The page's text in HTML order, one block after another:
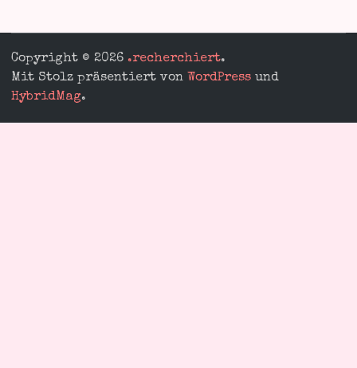
Copyright © 2026 .recherchiert.
Mit Stolz präsentiert von WordPress und
HybridMag.